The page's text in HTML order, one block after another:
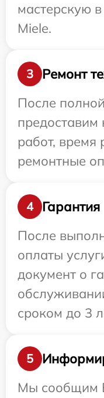
мастерскую
Miele.
3
Ремонт
После
предоставим
работ, время
ремонтные
4
Гарантия
После
оплаты
документ о
сроком до 3
5
Мы сообщим